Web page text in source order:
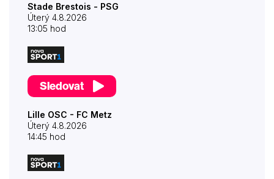
Stade Brestois - PSG
Úterý 4.8.2026
13:05 hod
Sledovat
Lille OSC - FC Metz
Úterý 4.8.2026
14:45 hod